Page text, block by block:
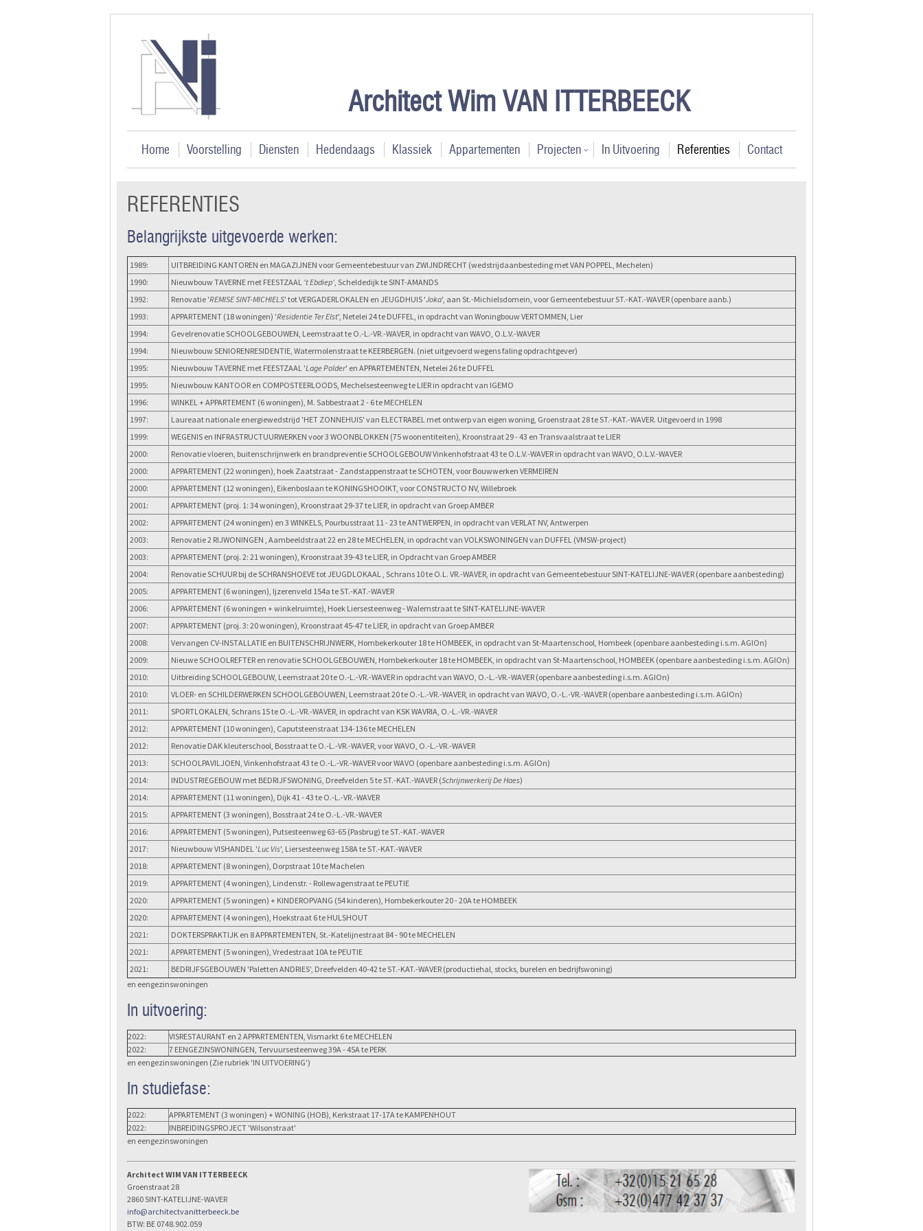
Architect Wim VAN ITTERBEECK
Home Voorstelling Diensten Hedendaags Klassiek Appartementen Projecten In Uitvoering Referenties Contact
REFERENTIES
Belangrijkste uitgevoerde werken:
1989:
UITBREIDING KANTOREN en MAGAZIJNEN voor Gemeentebestuur van ZWIJNDRECHT (wedstrijdaanbesteding met VAN POPPEL, Mechelen)
1990:
Nieuwbouw TAVERNE met FEESTZAAL 't Ebdiep', Scheldedijk te SINT-AMANDS
1992:
Renovatie 'REMISE SINT-MICHIELS' tot VERGADERLOKALEN en JEUGDHUIS 'Joka', aan St.-Michielsdomein, voor Gemeentebestuur ST.-KAT.-WAVER (openbare aanb.)
1993:
APPARTEMENT (18 woningen) 'Residentie Ter Elst', Netelei 24 te DUFFEL, in opdracht van Woningbouw VERTOMMEN, Lier
1994:
Gevelrenovatie SCHOOLGEBOUWEN, Leemstraat te O.-L.-VR.-WAVER, in opdracht van WAVO, O.L.V.-WAVER
1994:
Nieuwbouw SENIORENRESIDENTIE, Watermolenstraat te KEERBERGEN. (niet uitgevoerd wegens faling opdrachtgever)
1995:
Nieuwbouw TAVERNE met FEESTZAAL 'Lage Polder' en APPARTEMENTEN, Netelei 26 te DUFFEL
1995:
Nieuwbouw KANTOOR en COMPOSTEERLOODS, Mechelsesteenweg te LIER in opdracht van IGEMO
1996:
WINKEL + APPARTEMENT (6 woningen), M. Sabbestraat 2 - 6 te MECHELEN
1997:
Laureaat nationale energiewedstrijd 'HET ZONNEHUIS' van ELECTRABEL met ontwerp van eigen woning, Groenstraat 28 te ST.-KAT.-WAVER. Uitgevoerd in 1998
1999:
WEGENIS en INFRASTRUCTUURWERKEN voor 3 WOONBLOKKEN (75 woonentiteiten), Kroonstraat 29 - 43 en Transvaalstraat te LIER
2000:
Renovatie vloeren, buitenschrijnwerk en brandpreventie SCHOOLGEBOUW Vinkenhofstraat 43 te O.L.V.-WAVER in opdracht van WAVO, O.L.V.-WAVER
2000:
APPARTEMENT (22 woningen), hoek Zaatstraat - Zandstappenstraat te SCHOTEN, voor Bouwwerken VERMEIREN
2000:
APPARTEMENT (12 woningen), Eikenboslaan te KONINGSHOOIKT, voor CONSTRUCTO NV, Willebroek
2001:
APPARTEMENT (proj. 1: 34 woningen), Kroonstraat 29-37 te LIER, in opdracht van Groep AMBER
2002:
APPARTEMENT (24 woningen) en 3 WINKELS, Pourbusstraat 11 - 23 te ANTWERPEN, in opdracht van VERLAT NV, Antwerpen
2003:
Renovatie 2 RIJWONINGEN , Aambeeldstraat 22 en 28 te MECHELEN, in opdracht van VOLKSWONINGEN van DUFFEL (VMSW-project)
2003:
APPARTEMENT (proj. 2: 21 woningen), Kroonstraat 39-43 te LIER, in Opdracht van Groep AMBER
2004:
Renovatie SCHUUR bij de SCHRANSHOEVE tot JEUGDLOKAAL , Schrans 10 te O.L. VR.-WAVER, in opdracht van Gemeentebestuur SINT-KATELIJNE-WAVER (openbare aanbesteding)
2005:
APPARTEMENT (6 woningen), Ijzerenveld 154a te ST.-KAT.-WAVER
2006:
APPARTEMENT (6 woningen + winkelruimte), Hoek Liersesteenweg - Walemstraat te SINT-KATELIJNE-WAVER
2007:
APPARTEMENT (proj. 3: 20 woningen), Kroonstraat 45-47 te LIER, in opdracht van Groep AMBER
2008:
Vervangen CV-INSTALLATIE en BUITENSCHRIJNWERK, Hombekerkouter 18 te HOMBEEK, in opdracht van St-Maartenschool, Hombeek (openbare aanbesteding i.s.m. AGIOn)
2009:
Nieuwe SCHOOLREFTER en renovatie SCHOOLGEBOUWEN, Hombekerkouter 18 te HOMBEEK, in opdracht van St-Maartenschool, HOMBEEK (openbare aanbesteding i.s.m. AGIOn)
2010:
Uitbreiding SCHOOLGEBOUW, Leemstraat 20 te O.-L.-VR.-WAVER in opdracht van WAVO, O.-L.-VR.-WAVER (openbare aanbesteding i.s.m. AGIOn)
2010:
VLOER- en SCHILDERWERKEN SCHOOLGEBOUWEN, Leemstraat 20 te O.-L.-VR.-WAVER, in opdracht van WAVO, O.-L.-VR.-WAVER (openbare aanbesteding i.s.m. AGIOn)
2011:
SPORTLOKALEN, Schrans 15 te O.-L.-VR.-WAVER, in opdracht van KSK WAVRIA, O.-L.-VR.-WAVER
2012:
APPARTEMENT (10 woningen), Caputsteenstraat 134-136 te MECHELEN
2012:
Renovatie DAK kleuterschool, Bosstraat te O.-L.-VR.-WAVER, voor WAVO, O.-L.-VR.-WAVER
2013:
SCHOOLPAVILJOEN, Vinkenhofstraat 43 te O.-L.-VR.-WAVER voor WAVO (openbare aanbesteding i.s.m. AGIOn)
2014:
INDUSTRIEGEBOUW met BEDRIJFSWONING, Dreefvelden 5 te ST.-KAT.-WAVER (Schrijnwerkerij De Haes)
2014:
APPARTEMENT (11 woningen), Dijk 41 - 43 te O.-L.-VR.-WAVER
2015:
APPARTEMENT (3 woningen), Bosstraat 24 te O.-L.-VR.-WAVER
2016:
APPARTEMENT (5 woningen), Putsesteenweg 63-65 (Pasbrug) te ST.-KAT.-WAVER
2017:
Nieuwbouw VISHANDEL 'Luc Vis', Liersesteenweg 158A te ST.-KAT.-WAVER
2018:
APPARTEMENT (8 woningen), Dorpstraat 10 te Machelen
2019:
APPARTEMENT (4 woningen), Lindenstr. - Rollewagenstraat te PEUTIE
2020:
APPARTEMENT (5 woningen) + KINDEROPVANG (54 kinderen), Hombekerkouter 20 - 20A te HOMBEEK
2020:
APPARTEMENT (4 woningen), Hoekstraat 6 te HULSHOUT
2021:
DOKTERSPRAKTIJK en 8 APPARTEMENTEN, St.-Katelijnestraat 84 - 90 te MECHELEN
2021:
APPARTEMENT (5 woningen), Vredestraat 10A te PEUTIE
2021:
BEDRIJFSGEBOUWEN 'Paletten ANDRIES', Dreefvelden 40-42 te ST.-KAT.-WAVER (productiehal, stocks, burelen en bedrijfswoning)
en eengezinswoningen
In uitvoering:
2022:
VISRESTAURANT en 2 APPARTEMENTEN, Vismarkt 6 te MECHELEN
2022:
7 EENGEZINSWONINGEN, Tervuursesteenweg 39A - 45A te PERK
en eengezinswoningen (Zie rubriek 'IN UITVOERING')
In studiefase:
2022:
APPARTEMENT (3 woningen) + WONING (HOB), Kerkstraat 17-17A te KAMPENHOUT
2022:
INBREIDINGSPROJECT 'Wilsonstraat'
en eengezinswoningen
Architect WIM VAN ITTERBEECK
Groenstraat 28
2860 SINT-KATELIJNE-WAVER
info@architectvanitterbeeck.be
BTW: BE 0748.902.059